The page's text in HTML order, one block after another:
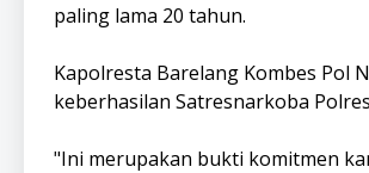
paling lama 20 tahun.
Kapolresta Barelang Kombes Pol
keberhasilan Satresnarkoba
"Ini merupakan bukti komitmen